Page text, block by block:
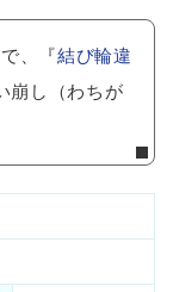
、『結び輪違
崩し（わちが